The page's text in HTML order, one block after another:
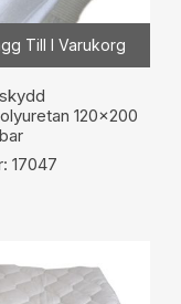
Till I Varukorg
120×200
17047